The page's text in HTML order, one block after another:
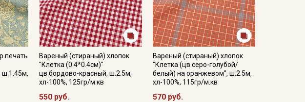
ш.1.45м,
Вареный (стираный) хлопок
"Клетка (0.4*0.4см)"
цв.бордово-красный, ш.2.5м,
хл-100%, 125гр/м.кв
550 руб.
Вареный (стираный) хлопок
"Клетка (цв.серо-голубой/
белый) на оранжевом", ш.2.5м,
хл-100%, 115гр/м.кв
570 руб.